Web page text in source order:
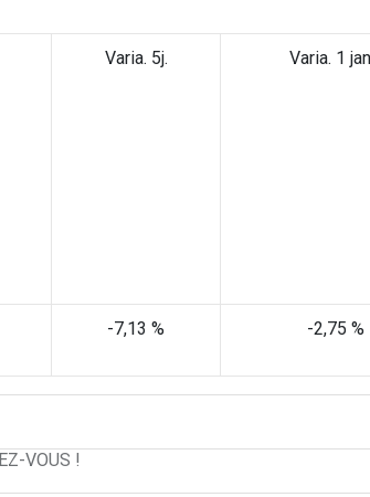
Varia. 5j. Varia. 1
-7,13 % -2,75 %
VOUS !